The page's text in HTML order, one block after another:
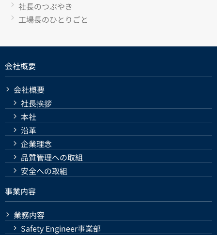
社長のつぶやき
工場長のひとりごと
会社概要
会社概要
社長挨拶
本社
沿革
企業理念
品質管理への取組
安全への取組
事業内容
業務内容
Safety Engineer事業部